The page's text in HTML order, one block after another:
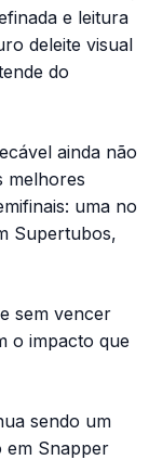
e leitura
deleite visual
do
ainda não
melhores
uma no
Supertubos,
sem vencer
o impacto que
sendo um
em Snapper